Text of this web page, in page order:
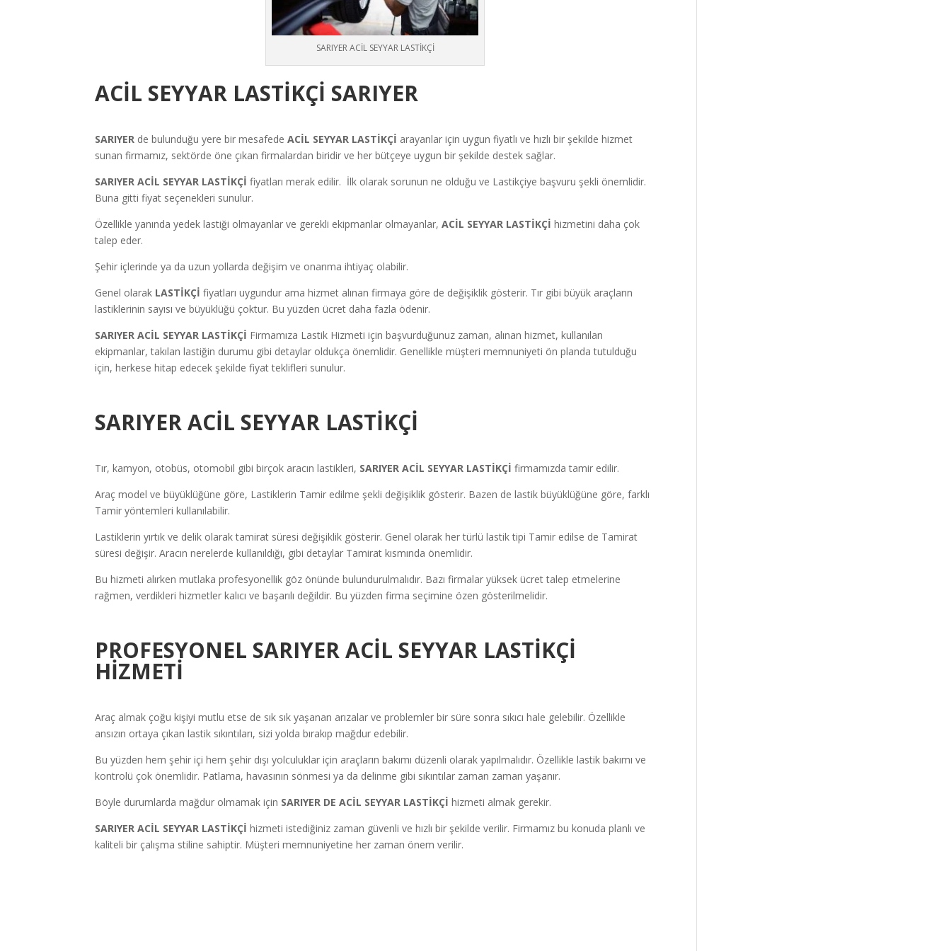
SARIYER ACİL SEYYAR LASTİKÇİ
ACİL SEYYAR LASTİKÇİ SARIYER
SARIYER de bulunduğu yere bir mesafede ACİL SEYYAR LASTİKÇİ arayanlar için uygun fiyatlı ve hızlı bir şekilde hizmet
sunan firmamız, sektörde öne çıkan firmalardan biridir ve her bütçeye uygun bir şekilde destek sağlar.
SARIYER ACİL SEYYAR LASTİKÇİ fiyatları merak edilir. İlk olarak sorunun ne olduğu ve Lastikçiye başvuru şekli önemlidir.
Buna gitti fiyat seçenekleri sunulur.
Özellikle yanında yedek lastiği olmayanlar ve gerekli ekipmanlar olmayanlar, ACİL SEYYAR LASTİKÇİhizmetini daha çok
talep eder.
Şehir içlerinde ya da uzun yollarda değişim ve onarıma ihtiyaç olabilir.
Genel olarak LASTİKÇİ fiyatları uygundur ama hizmet alınan firmaya göre de değişiklik gösterir. Tır gibi büyük araçların
lastiklerinin sayısı ve büyüklüğü çoktur. Bu yüzden ücret daha fazla ödenir.
SARIYER ACİL SEYYAR LASTİKÇİ Firmamıza Lastik Hizmeti için başvurduğunuz zaman, alınan hizmet, kullanılan
ekipmanlar, takılan lastiğin durumu gibi detaylar oldukça önemlidir. Genellikle müşteri memnuniyeti ön planda tutulduğu
için, herkese hitap edecek şekilde fiyat teklifleri sunulur.
SARIYER ACİL SEYYAR LASTİKÇİ
Tır, kamyon, otobüs, otomobil gibi birçok aracın lastikleri, SARIYER ACİL SEYYAR LASTİKÇİfirmamızda tamir edilir.
Araç model ve büyüklüğüne göre, Lastiklerin Tamir edilme şekli değişiklik gösterir. Bazen de lastik büyüklüğüne göre, farklı
Tamir yöntemleri kullanılabilir.
Lastiklerin yırtık ve delik olarak tamirat süresi değişiklik gösterir. Genel olarak her türlü lastik tipi Tamir edilse de Tamirat
süresi değişir. Aracın nerelerde kullanıldığı, gibi detaylar Tamirat kısmında önemlidir.
Bu hizmeti alırken mutlaka profesyonellik göz önünde bulundurulmalıdır. Bazı firmalar yüksek ücret talep etmelerine
rağmen, verdikleri hizmetler kalıcı ve başarılı değildir. Bu yüzden firma seçimine özen gösterilmelidir.
PROFESYONEL SARIYER ACİL SEYYAR LASTİKÇİ
HİZMETİ
Araç almak çoğu kişiyi mutlu etse de sık sık yaşanan arızalar ve problemler bir süre sonra sıkıcı hale gelebilir. Özellikle
ansızın ortaya çıkan lastik sıkıntıları, sizi yolda bırakıp mağdur edebilir.
Bu yüzden hem şehir içi hem şehir dışı yolculuklar için araçların bakımı düzenli olarak yapılmalıdır. Özellikle lastik bakımı ve
kontrolü çok önemlidir. Patlama, havasının sönmesi ya da delinme gibi sıkıntılar zaman zaman yaşanır.
Böyle durumlarda mağdur olmamak için SARIYER DE ACİL SEYYAR LASTİKÇİhizmeti almak gerekir.
SARIYER ACİL SEYYAR LASTİKÇİhizmeti istediğiniz zaman güvenli ve hızlı bir şekilde verilir. Firmamız bu konuda planlı ve
kaliteli bir çalışma stiline sahiptir. Müşteri memnuniyetine her zaman önem verilir.